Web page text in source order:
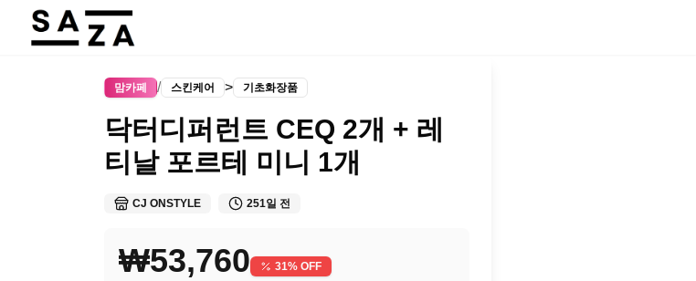
맘카페 / 스킨케어 > 기초화장품
닥터디퍼런트 CEQ 2개 + 레
티날 포르테 미니 1개
CJ ONSTYLE 251일 전
₩53,760 31% OFF